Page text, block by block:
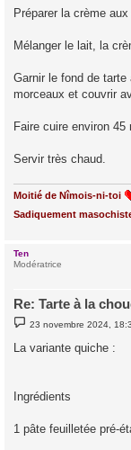
Préparer la crème
Mélanger le lait, la
Garnir le fond de
morceaux et couvrir
Faire cuire environ
Servir très chaud.
Moitié de Nîmois-ni-toi
Sadiquement
Ten
Modératrice
Re: Tarte à la
M
e
s
23 novembre 2024,
La variante quiche :
Ingrédients
1 pâte feuilletée pré-